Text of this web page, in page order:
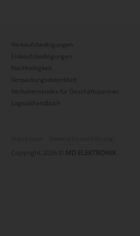
Verkaufsbedingungen
Einkaufsbedingungen
Nachhaltigkeit
Verpackungsdatenblatt
Verhaltenskodex für Geschäftspartner
Logistikhandbuch
Copyright 2026 © MD ELEKTRONIK